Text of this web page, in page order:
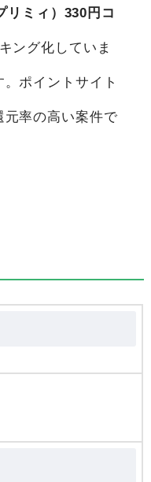
円 のポイントを
リミィ）330円コ
ング化していま
ポイントサイト